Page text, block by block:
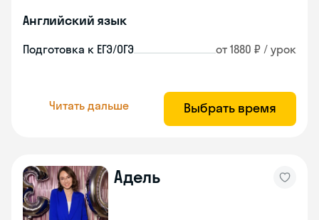
Английский язык
Подготовка к ЕГЭ/ОГЭ от 1880 ₽ / урок
Читать дальше Выбрать время
Адель